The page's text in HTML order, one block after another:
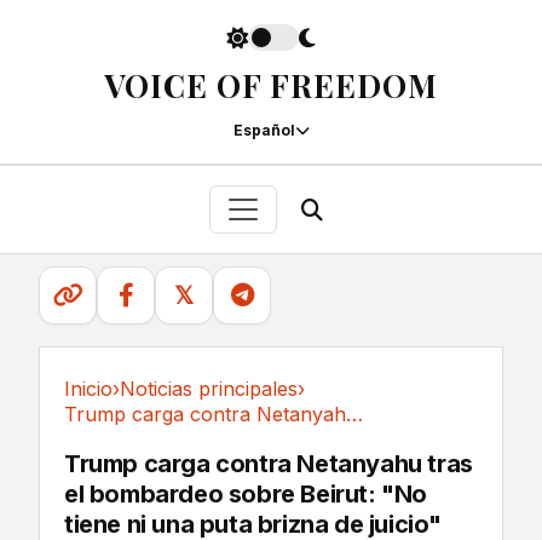
VOICE OF FREEDOM
Español
𝕏
Inicio›Noticias principales›
Trump carga contra Netanyahu tras el bombardeo...
Trump carga contra Netanyahu tras
el bombardeo sobre Beirut: "No
tiene ni una puta brizna de juicio"